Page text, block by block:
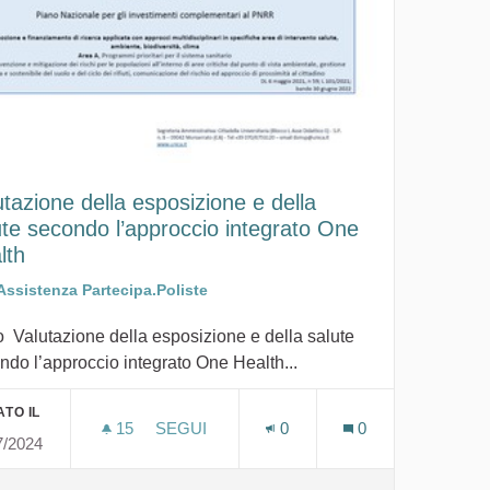
SULLA MORTALITÀ NEL PERIODO 2013-2017 PER
della esposizione e della
secondo l’approccio integrato One
Partecipa.Poliste
Valutazione della esposizione e della salute
l’approccio integrato One Health...
IL
2024
15 15 SOSTENITORI
SEGUI
0 0